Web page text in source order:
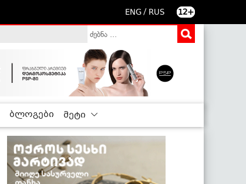
ENG / RUS 12+
ბლოგები მეტი